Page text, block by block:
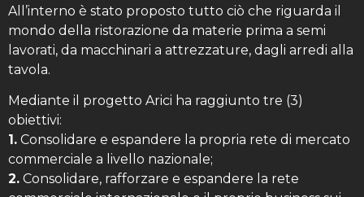
All’interno è stato proposto tutto ciò che riguarda il
mondo della ristorazione da materie prima a semi
lavorati, da macchinari a attrezzature, dagli arredi alla
tavola.
Mediante il progetto Arici ha raggiunto tre (3)
obiettivi:
1. Consolidare e espandere la propria rete di mercato
commerciale a livello nazionale;
2. Consolidare, rafforzare e espandere la rete